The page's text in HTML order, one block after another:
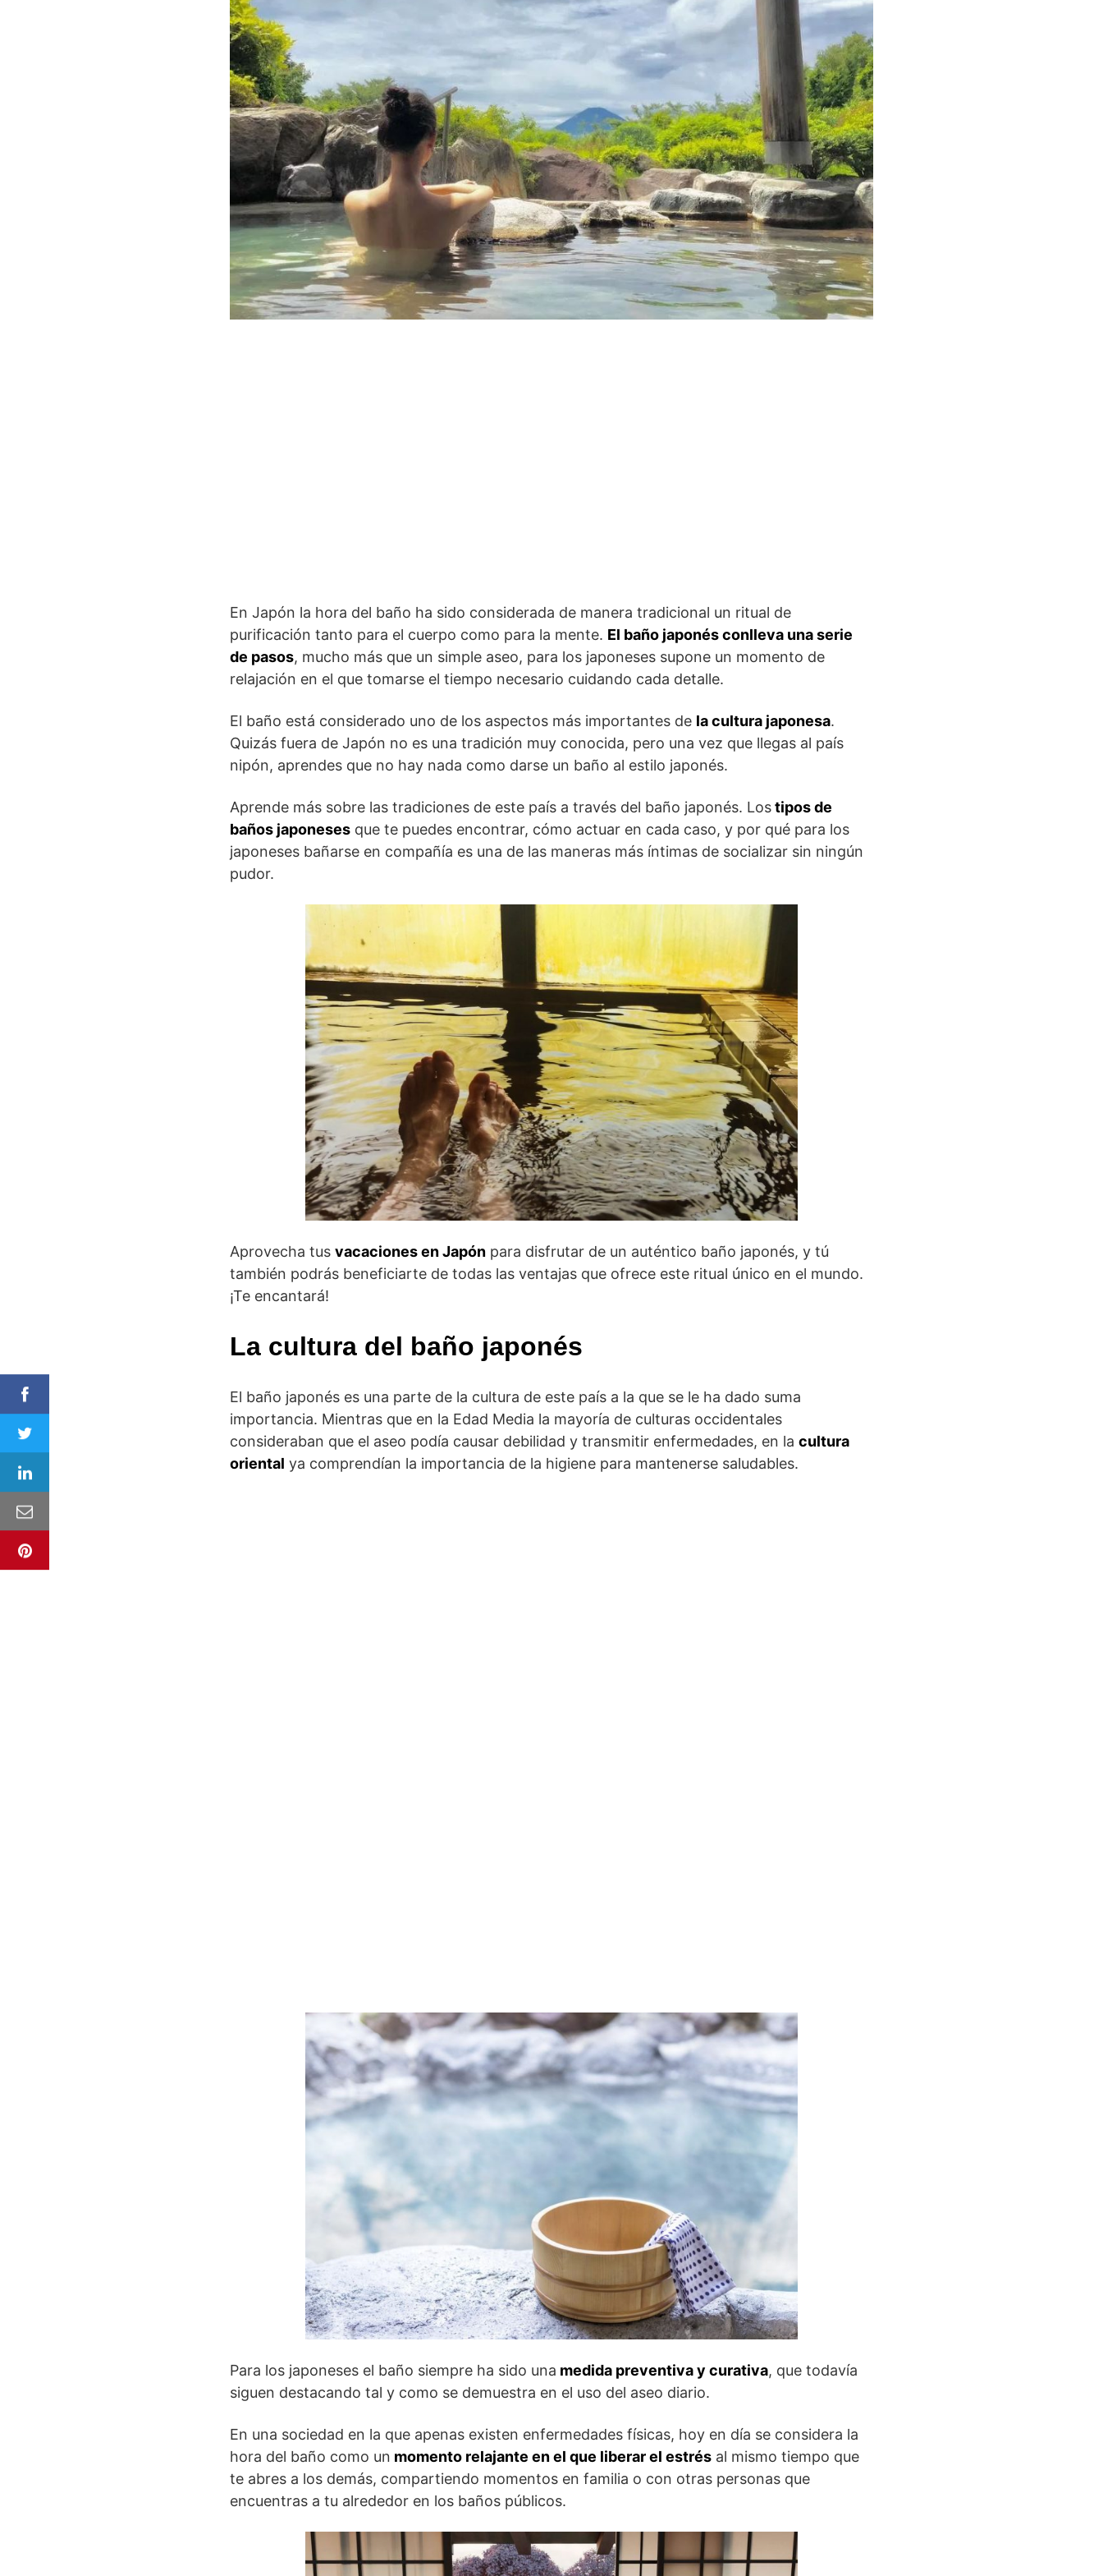
En Japón la hora del baño ha sido considerada de manera tradicional un ritual de
purificación tanto para el cuerpo como para la mente. El baño japonés conlleva una serie
de pasos, mucho más que un simple aseo, para los japoneses supone un momento de
relajación en el que tomarse el tiempo necesario cuidando cada detalle.
El baño está considerado uno de los aspectos más importantes de la cultura japonesa.
Quizás fuera de Japón no es una tradición muy conocida, pero una vez que llegas al país
nipón, aprendes que no hay nada como darse un baño al estilo japonés.
Aprende más sobre las tradiciones de este país a través del baño japonés. Lostipos de
baños japoneses que te puedes encontrar, cómo actuar en cada caso, y por qué para los
japoneses bañarse en compañía es una de las maneras más íntimas de socializar sin ningún
pudor.
Aprovecha tus vacaciones en Japón para disfrutar de un auténtico baño japonés, y tú
también podrás beneficiarte de todas las ventajas que ofrece este ritual único en el mundo.
¡Te encantará!
La cultura del baño japonés
El baño japonés es una parte de la cultura de este país a la que se le ha dado suma
importancia. Mientras que en la Edad Media la mayoría de culturas occidentales
consideraban que el aseo podía causar debilidad y transmitir enfermedades, en la cultura
oriental ya comprendían la importancia de la higiene para mantenerse saludables.
Para los japoneses el baño siempre ha sido una medida preventiva y curativa, que todavía
siguen destacando tal y como se demuestra en el uso del aseo diario.
En una sociedad en la que apenas existen enfermedades físicas, hoy en día se considera la
hora del baño como un momento relajante en el que liberar el estrés al mismo tiempo que
te abres a los demás, compartiendo momentos en familia o con otras personas que
encuentras a tu alrededor en los baños públicos.